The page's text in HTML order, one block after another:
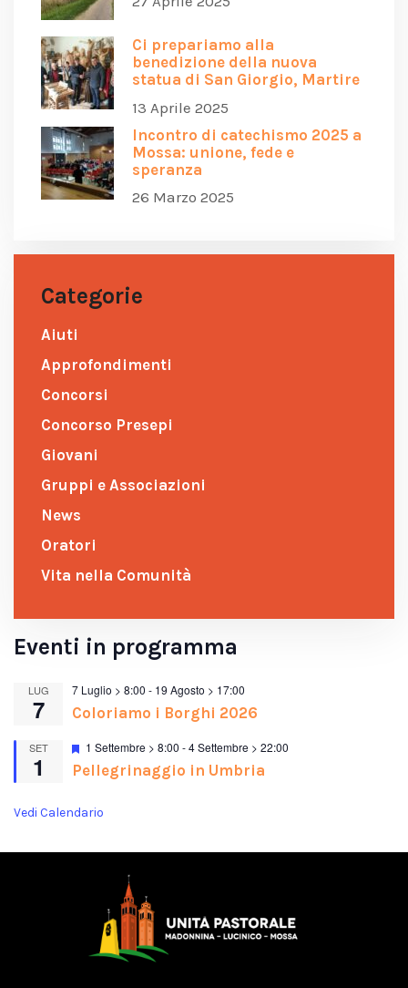
Ci prepariamo alla
benedizione della nuova
statua di San Giorgio, Martire
13 Aprile 2025
Incontro di catechismo 2025 a
Mossa: unione, fede e
speranza
26 Marzo 2025
Categorie
Aiuti
Approfondimenti
Concorsi
Concorso Presepi
Giovani
Gruppi e Associazioni
News
Oratori
Vita nella Comunità
Eventi in programma
LUG
7
7 Luglio > 8:00 - 19 Agosto > 17:00
Coloriamo i Borghi 2026
SET
1
Segnalati
1 Settembre > 8:00 -4 Settembre > 22:00
Pellegrinaggio in Umbria
Vedi Calendario